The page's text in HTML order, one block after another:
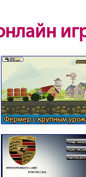
Фермер с крупным